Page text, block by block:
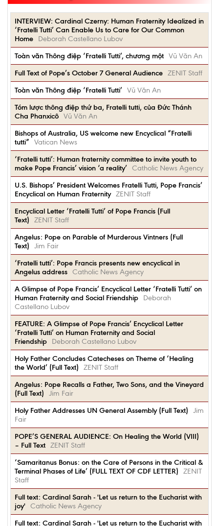
INTERVIEW: Cardinal Czerny: Human Fraternity Idealized in
‘Fratelli Tutti’ Can Enable Us to Care for Our Common
Home
Deborah Castellano Lubov
Toàn văn Thông điệp ‘Fratelli Tutti’, chương một Vũ Văn An
Full Text of Pope’s October 7 General Audience ZENIT Staff
Toàn văn Thông điệp ‘Fratelli Tutti’ Vũ Văn An
Tóm lược thông điệp thứ ba, Fratelli tutti, của Đức Thánh
Cha Phanxicô Vũ Văn An
Bishops of Australia, US welcome new Encyclical “Fratelli
tutti”
Vatican News
‘Fratelli tutti’: Human fraternity committee to invite youth to
make Pope Francis’ vision ‘a reality’ Catholic News Agency
U.S. Bishops’ President Welcomes Fratelli Tutti, Pope Francis’
Encyclical on Human Fraternity ZENIT Staff
Encyclical Letter ‘Fratelli Tutti’ of Pope Francis (Full
Text)
ZENIT Staff
Angelus: Pope on Parable of Murderous Vintners (Full
Text)
Jim Fair
‘Fratelli tutti’: Pope Francis presents new encyclical in
Angelus address Catholic News Agency
A Glimpse of Pope Francis’ Encyclical Letter ‘Fratelli Tutti’ on
Human Fraternity and Social Friendship
Deborah
Castellano Lubov
FEATURE: A Glimpse of Pope Francis’ Encyclical Letter
‘Fratelli Tutti’ on Human Fraternity and Social
Friendship
Deborah Castellano Lubov
Holy Father Concludes Catecheses on Theme of ‘Healing
the World’ (Full Text)
ZENIT Staff
Angelus: Pope Recalls a Father, Two Sons, and the Vineyard
(Full Text)
Jim Fair
Holy Father Addresses UN General Assembly (Full Text)
Jim
Fair
POPE’S GENERAL AUDIENCE: On Healing the World (VIII)
– Full Text ZENIT Staff
‘Samaritanus Bonus: on the Care of Persons in the Critical &
Terminal Phases of Life’ (FULL TEXT OF CDF LETTER)
ZENIT
Staff
Full text: Cardinal Sarah - 'Let us return to the Eucharist with
joy' Catholic News Agency
Full text: Cardinal Sarah - 'Let us return to the Eucharist with